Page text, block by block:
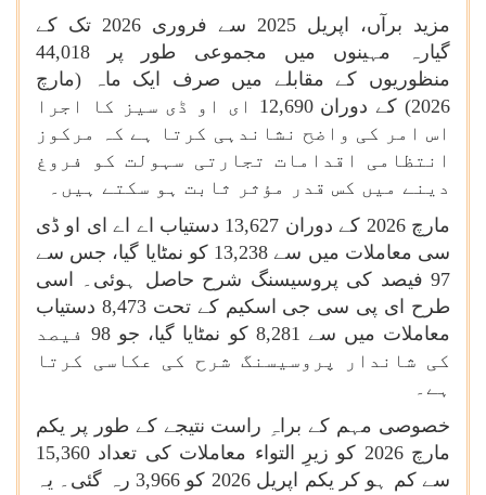
مزید برآں، اپریل 2025 سے فروری 2026 تک کے
گیارہ مہینوں میں مجموعی طور پر 44,018
منظوریوں کے مقابلے میں صرف ایک ماہ (مارچ
2026) کے دوران 12,690 ای او ڈی سیز کا اجرا
اس امر کی واضح نشاندہی کرتا ہے کہ مرکوز
انتظامی اقدامات تجارتی سہولت کو فروغ
دینے میں کس قدر مؤثر ثابت ہو سکتے ہیں۔
مارچ 2026 کے دوران 13,627 دستیاب اے اے ای او ڈی
سی معاملات میں سے 13,238 کو نمٹایا گیا، جس سے
97 فیصد کی پروسیسنگ شرح حاصل ہوئی۔ اسی
طرح ای پی سی جی اسکیم کے تحت 8,473 دستیاب
معاملات میں سے 8,281 کو نمٹایا گیا، جو 98 فیصد
کی شاندار پروسیسنگ شرح کی عکاسی کرتا
ہے۔
خصوصی مہم کے براہِ راست نتیجے کے طور پر یکم
مارچ 2026 کو زیرِ التواء معاملات کی تعداد 15,360
سے کم ہو کر یکم اپریل 2026 کو 3,966 رہ گئی۔ یہ